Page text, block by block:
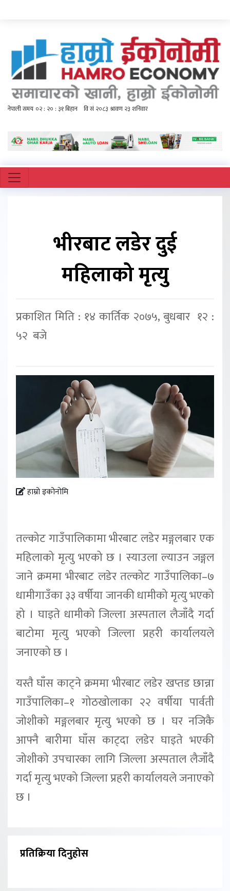
भीरबाट लडेर दुई
महिलाको मृत्यु
प्रकाशित मिति : १४ कार्तिक २०७५, बुधबार १२ :
५२ बजे
हाम्रो इकोनोमि
तल्कोट गाउँपालिकामा भीरबाट लडेर मङ्गलबार एक
महिलाको मृत्यु भएको छ । स्याउला ल्याउन जङ्गल
जाने क्रममा भीरबाट लडेर तल्कोट गाउँपालिका–७
धामीगाउँका ३३ वर्षीया जानकी धामीको मृत्यु भएको
हो । घाइते धामीको जिल्ला अस्पताल लैजाँदै गर्दा
बाटोमा मृत्यु भएको जिल्ला प्रहरी कार्यालयले
जनाएको छ ।
यस्तै घाँस काट्ने क्रममा भीरबाट लडेर खप्तड छान्ना
गाउँपालिका–१ गोठखोलाका २२ वर्षीया पार्वती
जोशीको मङ्गलबार मृत्यु भएको छ । घर नजिकै
आफ्नै बारीमा घाँस काट्दा लडेर घाइते भएकी
जोशीको उपचारका लागि जिल्ला अस्पताल लैजाँदै
गर्दा मृत्यु भएको जिल्ला प्रहरी कार्यालयले जनाएको
छ ।
प्रतिक्रिया दिनुहोस